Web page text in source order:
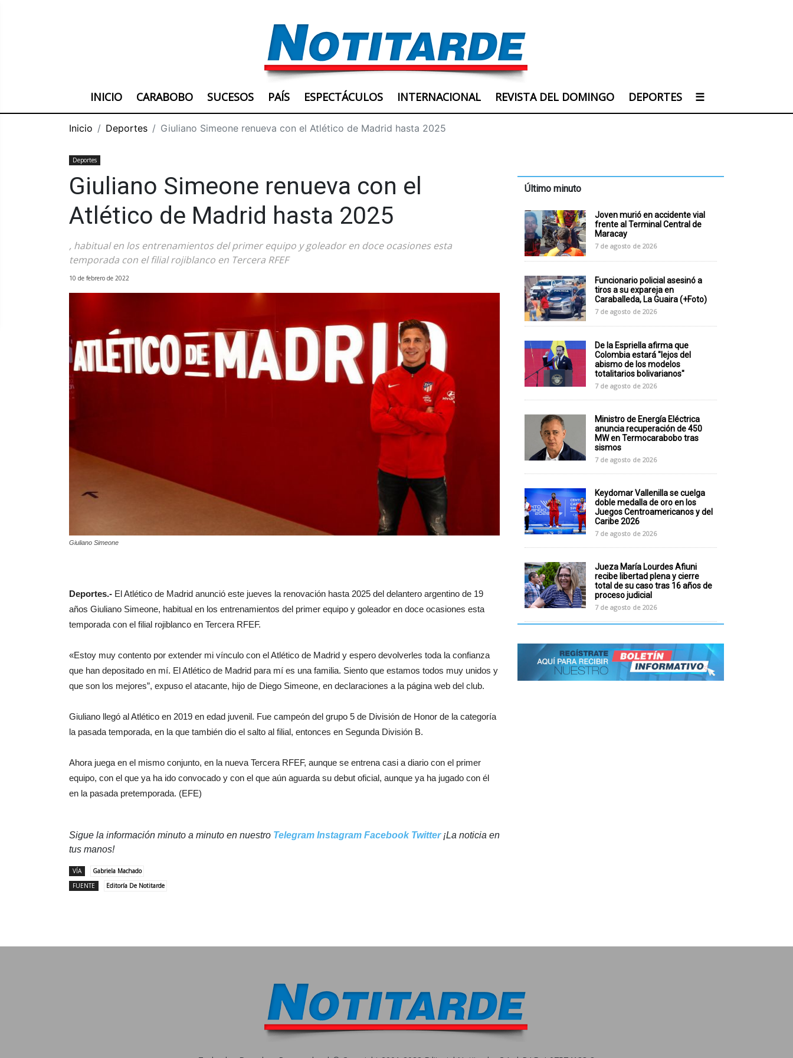
INICIO CARABOBO SUCESOS PAÍS ESPECTÁCULOS INTERNACIONAL REVISTA DEL DOMINGO DEPORTES ☰
Inicio Deportes Giuliano Simeone renueva con el Atlético de Madrid hasta 2025
Deportes
Giuliano Simeone renueva con el
Atlético de Madrid hasta 2025
, habitual en los entrenamientos del primer equipo y goleador en doce ocasiones esta
temporada con el filial rojiblanco en Tercera RFEF
10 de febrero de 2022
Giuliano Simeone
Deportes.- El Atlético de Madrid anunció este jueves la renovación hasta 2025 del delantero argentino de 19
años Giuliano Simeone, habitual en los entrenamientos del primer equipo y goleador en doce ocasiones esta
temporada con el filial rojiblanco en Tercera RFEF.
«Estoy muy contento por extender mi vínculo con el Atlético de Madrid y espero devolverles toda la confianza
que han depositado en mí. El Atlético de Madrid para mí es una familia. Siento que estamos todos muy unidos y
que son los mejores”, expuso el atacante, hijo de Diego Simeone, en declaraciones a la página web del club.
Giuliano llegó al Atlético en 2019 en edad juvenil. Fue campeón del grupo 5 de División de Honor de la categoría
la pasada temporada, en la que también dio el salto al filial, entonces en Segunda División B.
Ahora juega en el mismo conjunto, en la nueva Tercera RFEF, aunque se entrena casi a diario con el primer
equipo, con el que ya ha ido convocado y con el que aún aguarda su debut oficial, aunque ya ha jugado con él
en la pasada pretemporada. (EFE)
Sigue la información minuto a minuto en nuestro Telegram Instagram Facebook Twitter¡La noticia en
tus manos!
VÍA
Gabriela Machado
FUENTE
Editoría De Notitarde
Último minuto
Joven murió en accidente vial
frente al Terminal Central de
Maracay
7 de agosto de 2026
Funcionario policial asesinó a
tiros a su expareja en
Caraballeda, La Guaira (+Foto)
7 de agosto de 2026
De la Espriella afirma que
Colombia estará "lejos del
abismo de los modelos
totalitarios bolivarianos"
7 de agosto de 2026
Ministro de Energía Eléctrica
anuncia recuperación de 450
MW en Termocarabobo tras
sismos
7 de agosto de 2026
Keydomar Vallenilla se cuelga
doble medalla de oro en los
Juegos Centroamericanos y del
Caribe 2026
7 de agosto de 2026
Jueza María Lourdes Afiuni
recibe libertad plena y cierre
total de su caso tras 16 años de
proceso judicial
7 de agosto de 2026